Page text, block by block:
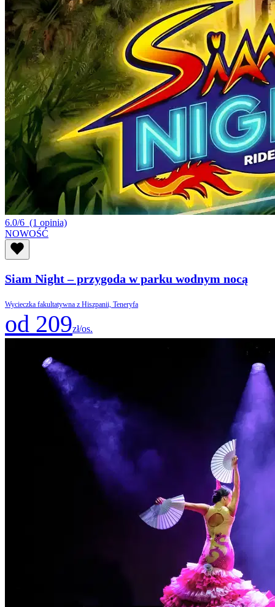
6.0/6 (1 opinia)
NOWOŚĆ
Siam Night – przygoda w parku wodnym nocą
Wycieczka fakultatywna z Hiszpanii, Teneryfa
od 209zł/os.